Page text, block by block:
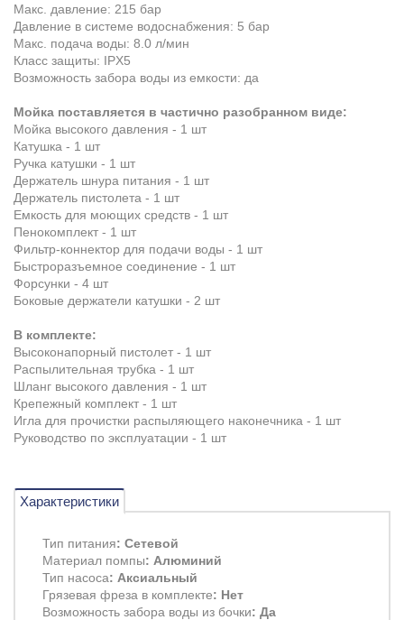
Макс. давление: 215 бар
Давление в системе водоснабжения: 5 бар
Макс. подача воды: 8.0 л/мин
Класс защиты: IPX5
Возможность забора воды из емкости: да
Мойка поставляется в частично разобранном виде:
Мойка высокого давления - 1 шт
Катушка - 1 шт
Ручка катушки - 1 шт
Держатель шнура питания - 1 шт
Держатель пистолета - 1 шт
Емкость для моющих средств - 1 шт
Пенокомплект - 1 шт
Фильтр-коннектор для подачи воды - 1 шт
Быстроразъемное соединение - 1 шт
Форсунки - 4 шт
Боковые держатели катушки - 2 шт
В комплекте:
Высоконапорный пистолет - 1 шт
Распылительная трубка - 1 шт
Шланг высокого давления - 1 шт
Крепежный комплект - 1 шт
Игла для прочистки распыляющего наконечника - 1 шт
Руководство по эксплуатации - 1 шт
Характеристики
Тип питания: Сетевой
Материал помпы: Алюминий
Тип насоса: Аксиальный
Грязевая фреза в комплекте: Нет
Возможность забора воды из бочки: Да